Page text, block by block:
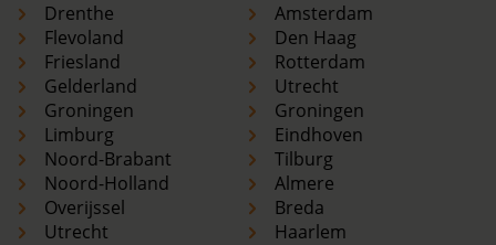
Drenthe
Flevoland
Friesland
Gelderland
Groningen
Limburg
Noord-Brabant
Noord-Holland
Overijssel
Utrecht
Amsterdam
Den Haag
Rotterdam
Utrecht
Groningen
Eindhoven
Tilburg
Almere
Breda
Haarlem